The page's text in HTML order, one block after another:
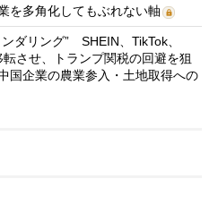
を多角化してもぶれない軸
ダリング” SHEIN、TikTok、
させ、トランプ関税の回避を狙
企業の農業参入・土地取得への